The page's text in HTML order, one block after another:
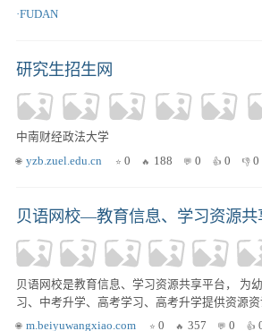
全国重点大学。
·FUDAN
研究生招生网
中南财经政法大学
yzb.zuel.edu.cn
0 188 0 0 0
贝语网校—教育信息、学习资源共
贝语网校是教育信息、学习资源共享平台， 为
习、中考升学、高考学习、高考升学提供资源资
m.beiyuwangxiao.com
0 357 0